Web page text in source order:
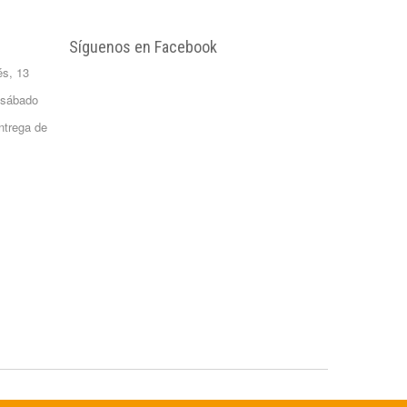
FORMATO:
GARRAFA...
13
de
Síguenos en Facebook